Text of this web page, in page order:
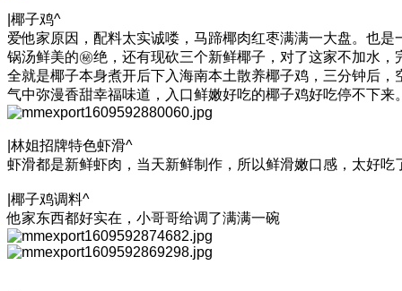
|椰子鸡^
爱他家原因，配料太实诚喽，马蹄椰肉红枣满满一大盘。也是
锅汤鲜美的㊙️绝，还有现砍三个新鲜椰子，对了这家不加水，
全就是椰子本身煮开后下入海南本土散养椰子鸡，三分钟后，
气中弥漫香甜幸福味道，入口鲜嫩好吃的椰子鸡好吃停不下来
|林姐招牌特色虾滑^
虾滑都是新鲜虾肉，当天新鲜制作，所以鲜滑嫩口感，太好吃
|椰子鸡调料^
他家东西都好实在，小哥哥给调了满满一碗